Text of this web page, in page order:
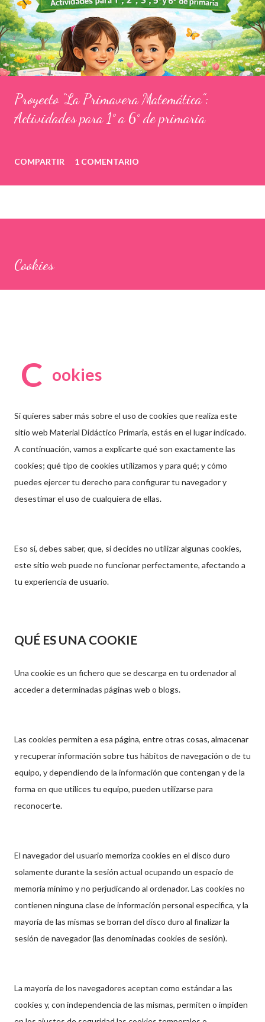
Proyecto “La Primavera Matemática”:
Actividades para 1° a 6° de primaria
COMPARTIR 1 COMENTARIO
Cookies
C ookies
Si quieres saber más sobre el uso de cookies que realiza este
sitio web Material Didáctico Primaria, estás en el lugar indicado.
A continuación, vamos a explicarte qué son exactamente las
cookies; qué tipo de cookies utilizamos y para qué; y cómo
puedes ejercer tu derecho para configurar tu navegador y
desestimar el uso de cualquiera de ellas.
Eso sí, debes saber, que, si decides no utilizar algunas cookies,
este sitio web puede no funcionar perfectamente, afectando a
tu experiencia de usuario.
QUÉ ES UNA COOKIE
Una cookie es un fichero que se descarga en tu ordenador al
acceder a determinadas páginas web o blogs.
Las cookies permiten a esa página, entre otras cosas, almacenar
y recuperar información sobre tus hábitos de navegación o de tu
equipo, y dependiendo de la información que contengan y de la
forma en que utilices tu equipo, pueden utilizarse para
reconocerte.
El navegador del usuario memoriza cookies en el disco duro
solamente durante la sesión actual ocupando un espacio de
memoria mínimo y no perjudicando al ordenador. Las cookies no
contienen ninguna clase de información personal específica, y la
mayoría de las mismas se borran del disco duro al finalizar la
sesión de navegador (las denominadas cookies de sesión).
La mayoría de los navegadores aceptan como estándar a las
cookies y, con independencia de las mismas, permiten o impiden